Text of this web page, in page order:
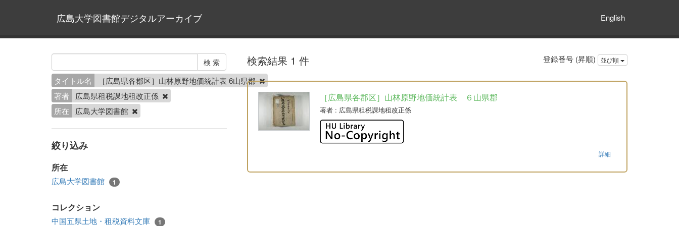
広島大学図書館デジタルアーカイブ English
タイトル名
［広島県各郡区］山林原野地価統計表 6山県郡
著者
広島県租税課地租改正係
所在
広島大学図書館
絞り込み
所在
広島大学図書館 1
コレクション
中国五県土地・租税資料文庫 1
検索結果 1 件 登録番号 (昇順) 並び順
［広島県各郡区］山林原野地価統計表 ６山県郡
著者: 広島県租税課地租改正係
詳細